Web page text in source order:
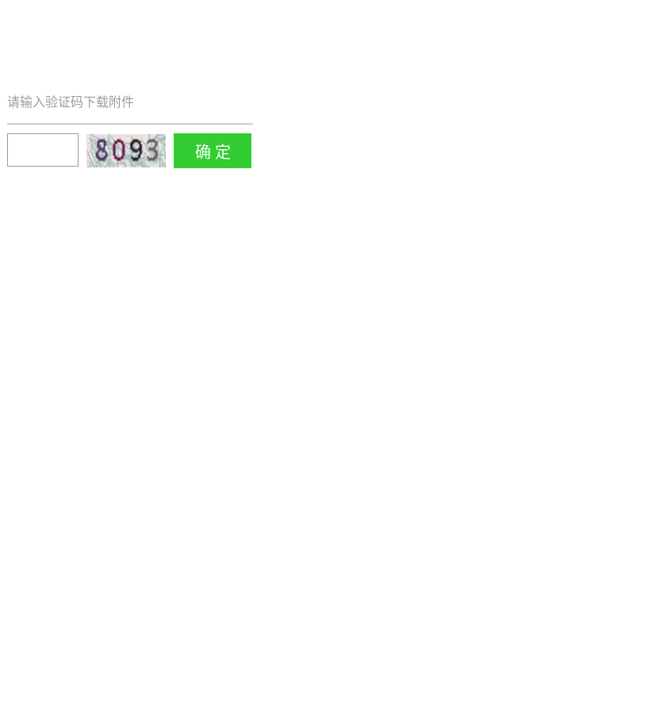
请输入验证码下载附件